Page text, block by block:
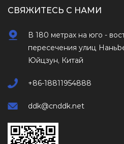
СВЯЖИТЕСЬ С НАМИ
В 180 метрах на юго -
пересечения улиц
Юйцзун, Китай
+86-18811954888
ddk@cnddk.net